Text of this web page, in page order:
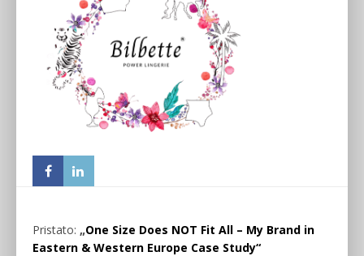
Pristato: „One Size Does NOT Fit All – My Brand in
Eastern & Western Europe Case Study“